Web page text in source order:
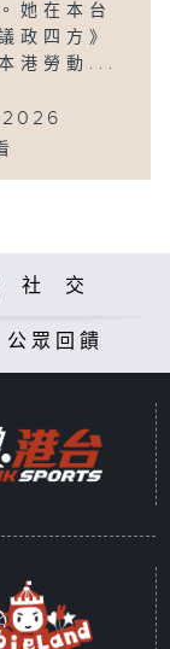
她在本台
政四方》
港勞動...
社 交
公眾回饋